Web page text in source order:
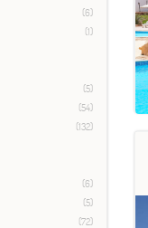
(6)
(1)
(5)
(54)
(132)
(6)
(5)
(72)